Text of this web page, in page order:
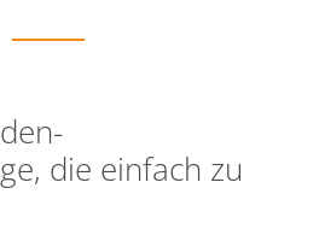
die einfach zu